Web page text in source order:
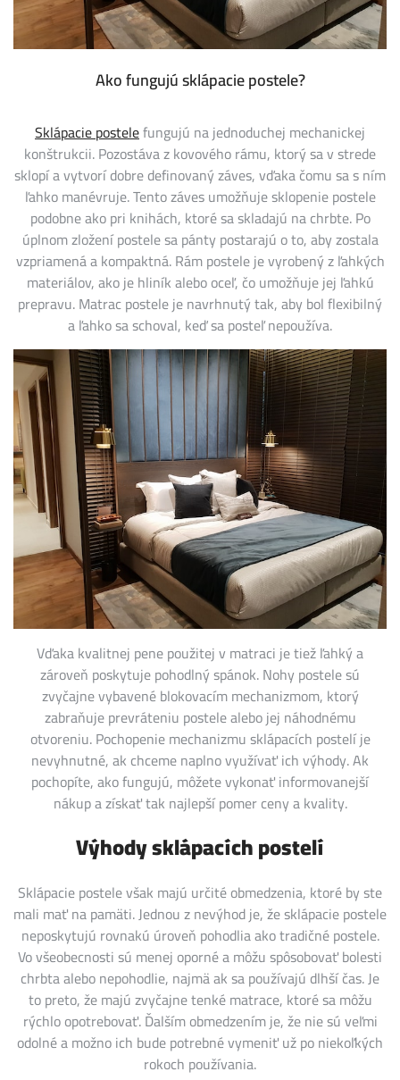
Ako fungujú sklápacie postele?
Sklápacie postelefungujú na jednoduchej mechanickej
konštrukcii. Pozostáva z kovového rámu, ktorý sa v strede
sklopí a vytvorí dobre definovaný záves, vďaka čomu sa s ním
ľahko manévruje. Tento záves umožňuje sklopenie postele
podobne ako pri knihách, ktoré sa skladajú na chrbte. Po
úplnom zložení postele sa pánty postarajú o to, aby zostala
vzpriamená a kompaktná. Rám postele je vyrobený z ľahkých
materiálov, ako je hliník alebo oceľ, čo umožňuje jej ľahkú
prepravu. Matrac postele je navrhnutý tak, aby bol flexibilný
a ľahko sa schoval, keď sa posteľ nepoužíva.
Vďaka kvalitnej pene použitej v matraci je tiež ľahký a
zároveň poskytuje pohodlný spánok. Nohy postele sú
zvyčajne vybavené blokovacím mechanizmom, ktorý
zabraňuje prevráteniu postele alebo jej náhodnému
otvoreniu. Pochopenie mechanizmu sklápacích postelí je
nevyhnutné, ak chceme naplno využívať ich výhody. Ak
pochopíte, ako fungujú, môžete vykonať informovanejší
nákup a získať tak najlepší pomer ceny a kvality.
Výhody sklápacích postelí
Sklápacie postele však majú určité obmedzenia, ktoré by ste
mali mať na pamäti. Jednou z nevýhod je, že sklápacie postele
neposkytujú rovnakú úroveň pohodlia ako tradičné postele.
Vo všeobecnosti sú menej oporné a môžu spôsobovať bolesti
chrbta alebo nepohodlie, najmä ak sa používajú dlhší čas. Je
to preto, že majú zvyčajne tenké matrace, ktoré sa môžu
rýchlo opotrebovať. Ďalším obmedzením je, že nie sú veľmi
odolné a možno ich bude potrebné vymeniť už po niekoľkých
rokoch používania.